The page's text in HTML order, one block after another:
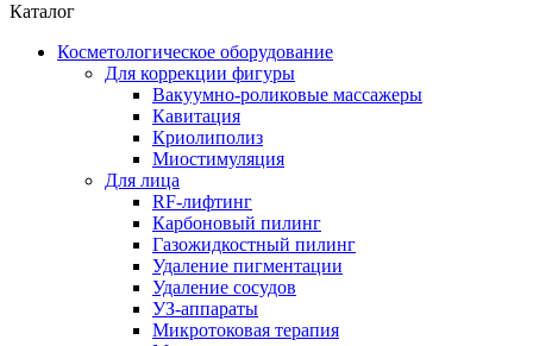
Каталог
Косметологическое оборудование
Для коррекции фигуры
Вакуумно-роликовые массажеры
Кавитация
Криолиполиз
Миостимуляция
Для лица
RF-лифтинг
Карбоновый пилинг
Газожидкостный пилинг
Удаление пигментации
Удаление сосудов
УЗ-аппараты
Микротоковая терапия